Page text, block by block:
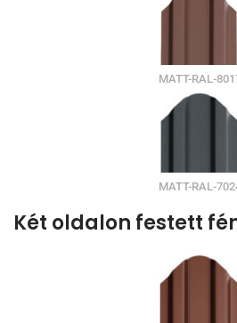
MATT-RAL-
MATT-RAL-
Két oldalon festett